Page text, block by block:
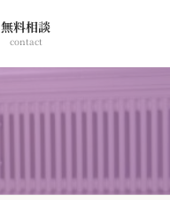
無料相談
contact